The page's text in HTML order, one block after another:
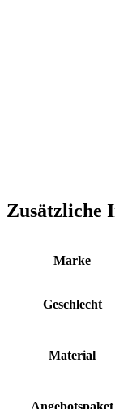
Zusätzliche
Marke
Geschlecht
Material
Angebotspaket